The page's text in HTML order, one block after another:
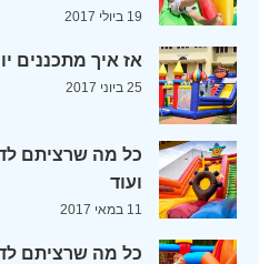
19 ביולי 2017
אז איך מתכננים
25 ביוני 2017
כל מה שרציתם
ועוד
11 במאי 2017
כל מה שרציתם